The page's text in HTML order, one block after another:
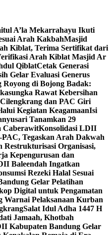
A’la Mekarrahayu Ikuti
Arah KakbahMasjid
Kiblat, Terima Sertifikat dari
Arah Kiblat Masjid Ar
QiblatCetak Generasi
Gelar Evaluasi Generus
Royong di Bojong Badak:
Rawat Kebersihan
dan PAC Giri
Kegiatan KeagamaanIsi
Tanamkan 29
CaberawitKonsolidasi LDII
Tegaskan Arah Dakwah
Restrukturisasi Organisasi,
Kepengurusan dan
Baleendah Ingatkan
Rezeki Halal Sesuai
Gelar Pelatihan
Digital untuk Pengamatan
Warnai Pelaksanaan Kurban
Salat Idul Adha 1447 H
Jamaah, Khotbah
Kabupaten Bandung Gelar